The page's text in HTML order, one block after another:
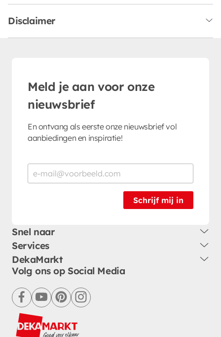
Disclaimer
Meld je aan voor onze
nieuwsbrief
En ontvang als eerste onze nieuwsbrief vol
aanbiedingen en inspiratie!
Schrijf mij in
Snel naar
Services
DekaMarkt
Volg ons op Social Media
facebookyoutubepinterestinstagram